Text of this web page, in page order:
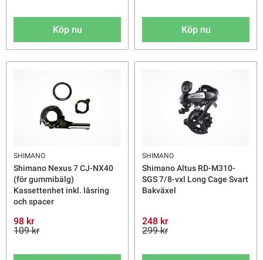
Köp nu Köp nu
SHIMANO
Shimano Nexus 7 CJ-NX40
(för gummibälg)
Kassettenhet inkl. låsring
och spacer
98 kr
109 kr
SHIMANO
Shimano Altus RD-M310-
SGS 7/8-vxl Long Cage Svart
Bakväxel
248 kr
299 kr